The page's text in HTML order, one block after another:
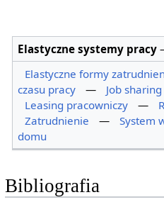
Elastyczne systemy pracy
Elastyczne formy
czasu pracy
— Job sharing
Leasing pracowniczy
—
Zatrudnienie
— System
domu
Bibliografia